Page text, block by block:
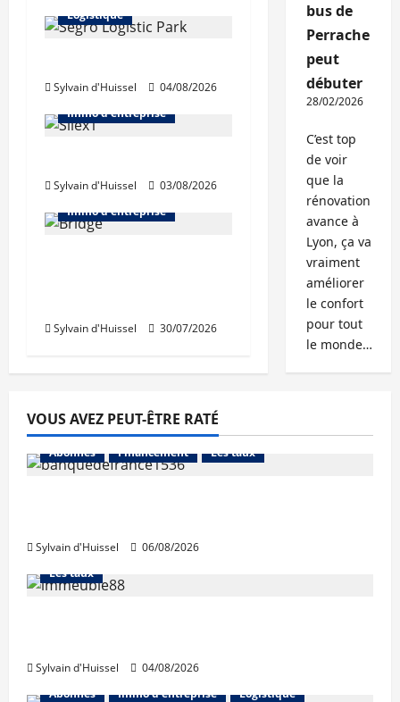
Logistique
Sylvain d'Huissel 04/08/2026
Abonnés
Bureaux
Immo d'entreprise
Sylvain d'Huissel 03/08/2026
Abonnés
Bureaux
Immo d'entreprise
Sylvain d'Huissel 30/07/2026
bus de
Perrache
peut
débuter
28/02/2026
C’est top
de voir
que la
rénovation
avance à
Lyon, ça va
vraiment
améliorer
le confort
pour tout
le monde…
VOUS AVEZ PEUT-ÊTRE RATÉ
Abonnés Financement Les taux
Sylvain d'Huissel 06/08/2026
Abonnés Financement
Les taux
Sylvain d'Huissel
04/08/2026
Abonnés
Immo d'entreprise Logistique